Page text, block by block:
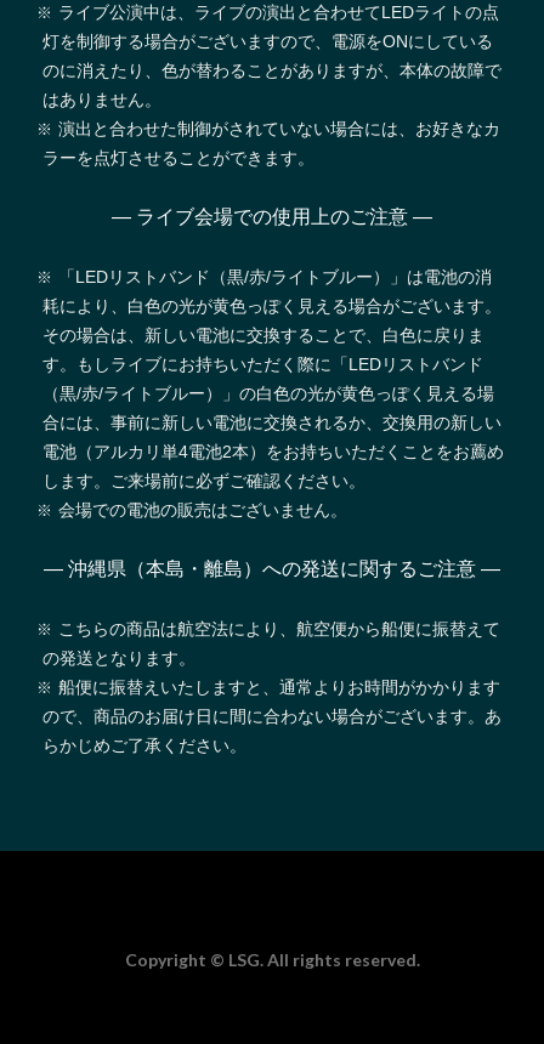
ライブ公演中は、ライブの演出と合わせてLEDライトの点
灯を制御する場合がございますので、電源をONにしている
のに消えたり、色が替わることがありますが、本体の故障で
はありません。
演出と合わせた制御がされていない場合には、お好きなカ
ラーを点灯させることができます。
— ライブ会場での使用上のご注意 —
「LEDリストバンド（黒/赤/ライトブルー）」は電池の消
耗により、白色の光が黄色っぽく見える場合がございます。
その場合は、新しい電池に交換することで、白色に戻りま
す。もしライブにお持ちいただく際に「LEDリストバンド
（黒/赤/ライトブルー）」の白色の光が黄色っぽく見える場
合には、事前に新しい電池に交換されるか、交換用の新しい
電池（アルカリ単4電池2本）をお持ちいただくことをお薦め
します。ご来場前に必ずご確認ください。
会場での電池の販売はございません。
— 沖縄県（本島・離島）への発送に関するご注意 —
こちらの商品は航空法により、航空便から船便に振替えて
の発送となります。
船便に振替えいたしますと、通常よりお時間がかかります
ので、商品のお届け日に間に合わない場合がございます。あ
らかじめご了承ください。
Copyright © LSG. All rights reserved.